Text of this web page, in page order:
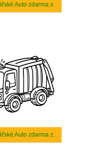
Popelářské Auto zdarma snadný
Popelářské Auto zdarma základní tisknutelné